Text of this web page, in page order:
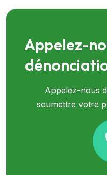
Appelez-
Appelez-nous
soumettre votre